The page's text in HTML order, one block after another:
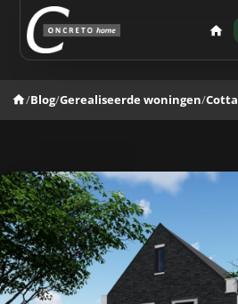
/Blog/Gerealiseerde woningen/